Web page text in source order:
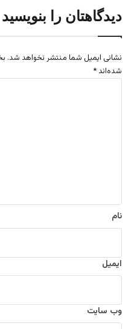
دیدگاهتان را بنویسید
نشانی ایمیل شما منتشر نخواهد شد.
شده‌اند *
نام
ایمیل
وب‌ سایت